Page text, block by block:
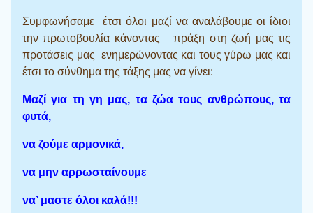
Συμφωνήσαμε έτσι όλοι μαζί να αναλάβουμε οι ίδιοι
την πρωτοβουλία κάνοντας πράξη στη ζωή μας τις
προτάσεις μας ενημερώνοντας και τους γύρω μας και
έτσι το σύνθημα της τάξης μας να γίνει:
Μαζί για τη γη μας, τα ζώα τους ανθρώπους, τα
φυτά,
να ζούμε αρμονικά,
να μην αρρωσταίνουμε
να’ μαστε όλοι καλά!!!